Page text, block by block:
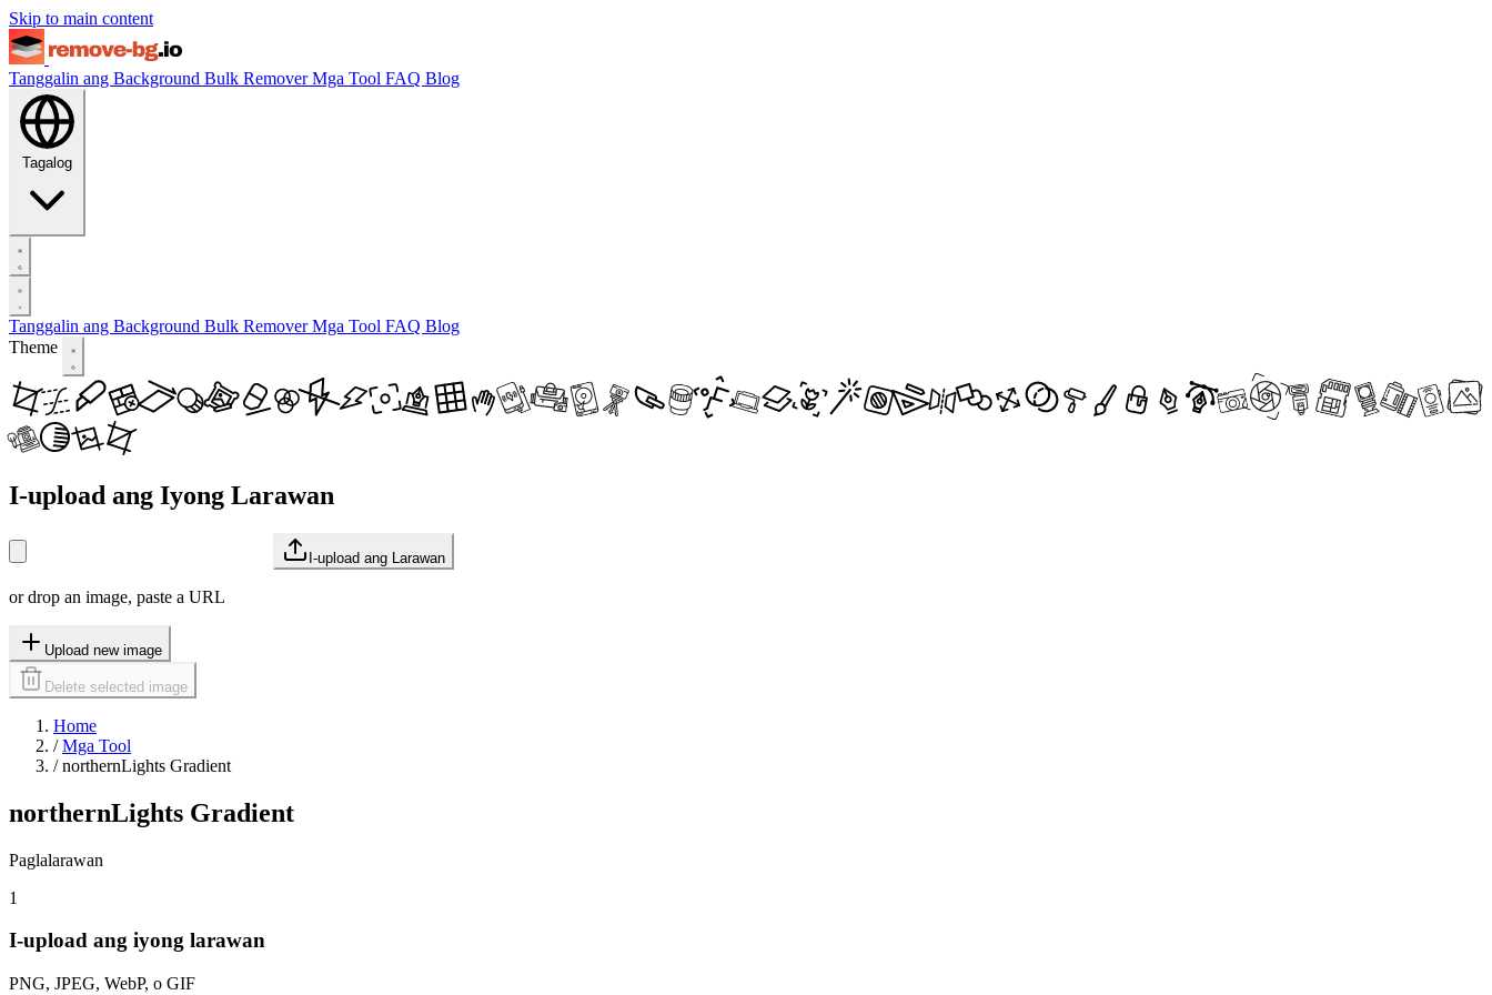
Skip to main content
Tanggalin ang Background Bulk RemoverMga Tool FAQ Blog
Tagalog
Tanggalin ang Background Bulk RemoverMga Tool FAQ Blog
Theme
I-upload ang Iyong Larawan
I-upload ang Larawan
or drop an image, paste a URL
Upload new image
Delete selected image
Home
/ Mga Tool
/ northernLights Gradient
northernLights Gradient
Paglalarawan
1
I-upload ang iyong larawan
PNG, JPEG, WebP, o GIF